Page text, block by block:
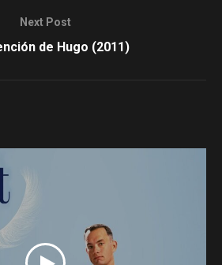
Next Post
de Hugo (2011)